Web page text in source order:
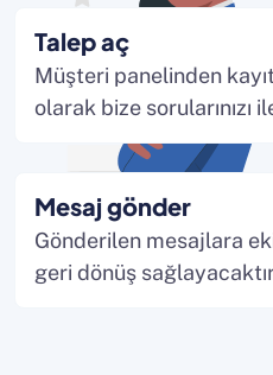
Talep aç
Müşteri panelinden
olarak bize sorularınızı
Mesaj gönder
Gönderilen mesajlara
geri dönüş